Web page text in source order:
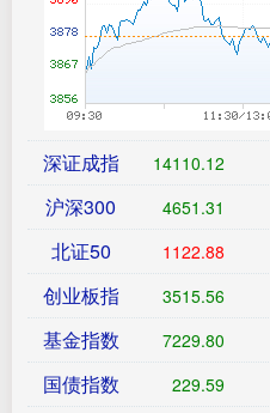
深证成指 14110.12
沪深300 4651.31
北证50 1122.88
创业板指 3515.56
基金指数 7229.80
国债指数 229.59